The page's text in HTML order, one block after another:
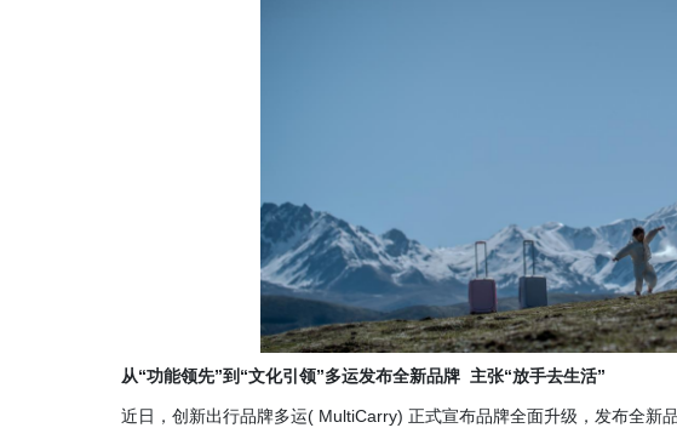
从“功能领先”到“文化引领”多运发布全新品牌 主张“放手去生活”
近日，创新出行品牌多运( MultiCarry) 正式宣布品牌全面升级，发布全新